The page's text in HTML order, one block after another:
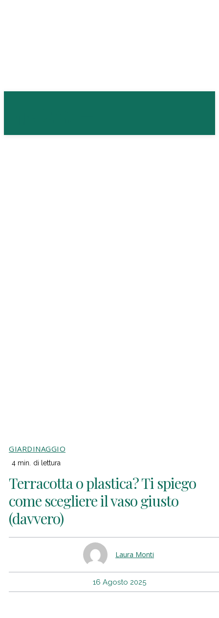
GIARDINAGGIO
4 min. di lettura
Terracotta o plastica? Ti spiego
come scegliere il vaso giusto
(davvero)
Laura Monti
16 Agosto 2025